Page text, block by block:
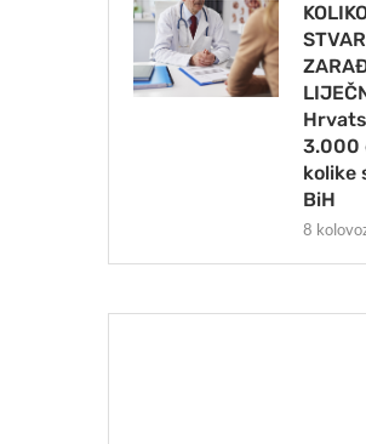
3.000
kolike
BiH
8